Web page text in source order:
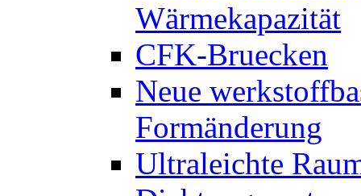
Wärmekapazität
CFK-Bruecken
Neue
Formänderung
Ultraleichte